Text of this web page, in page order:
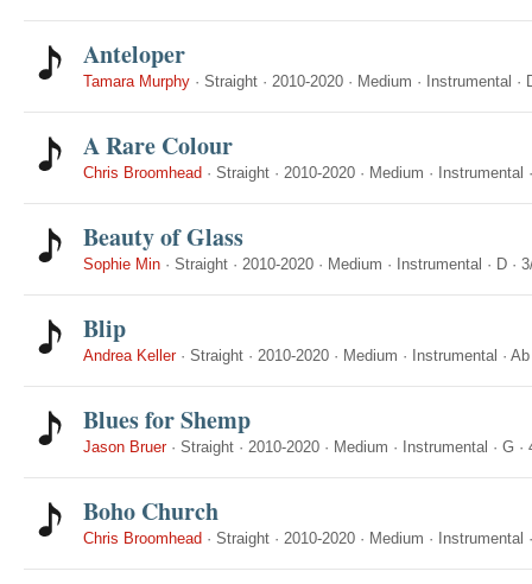
Anteloper
Tamara Murphy · Straight · 2010-2020 · Medium · Instrumental ·
A Rare Colour
Chris Broomhead · Straight · 2010-2020 · Medium · Instrumental
Beauty of Glass
Sophie Min · Straight · 2010-2020 · Medium · Instrumental · D ·
Blip
Andrea Keller· Straight · 2010-2020 · Medium · Instrumental · Ab
Blues for Shemp
Jason Bruer· Straight · 2010-2020 · Medium · Instrumental · G ·
Boho Church
Chris Broomhead · Straight · 2010-2020 · Medium · Instrumental